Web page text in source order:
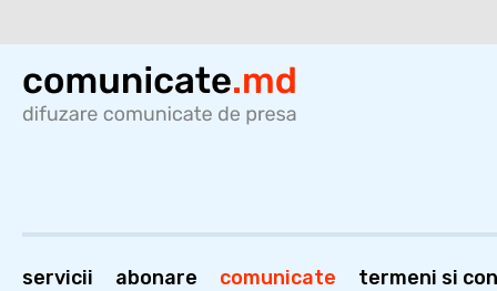
servicii abonare comunicate termeni si